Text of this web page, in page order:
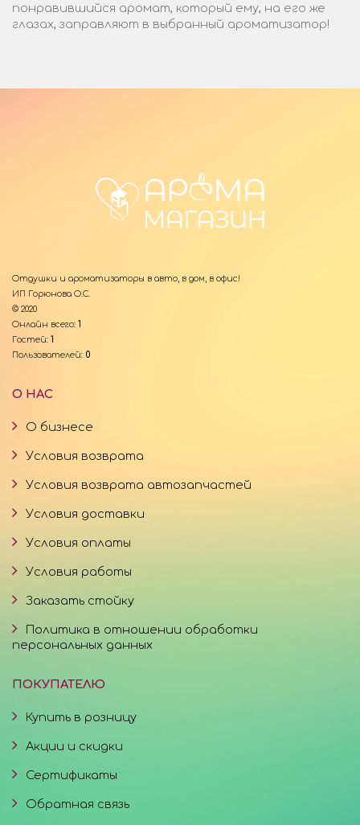
понравившийся аромат, который ему, на его же
глазах, заправляют в выбранный ароматизатор!
Отдушки и ароматизаторы в авто, в дом, в офис!
ИП Горюнова О.С.
© 2020
Онлайн всего: 1
Гостей: 1
Пользователей: 0
О НАС
О бизнесе
Условия возврата
Условия возврата автозапчастей
Условия доставки
Условия оплаты
Условия работы
Заказать стойку
Политика в отношении обработки
персональных данных
ПОКУПАТЕЛЮ
Купить в розницу
Акции и скидки
Сертификаты
Обратная связь